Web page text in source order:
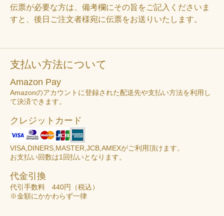
伝票が必要な方は、備考欄にその旨をご記入くださいま
すと、後日ご注文者様宛に伝票をお送りいたします。
支払い方法について
Amazon Pay
Amazonのアカウントに登録された配送先や支払い方法を利用し
て決済できます。
クレジットカード
VISA,DINERS,MASTER,JCB,AMEXがご利用頂けます。
お支払い回数は1回払いとなります。
代金引換
代引手数料 440円（税込）
※金額にかかわらず一律